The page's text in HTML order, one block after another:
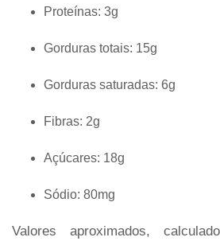
Proteínas: 3g
Gorduras totais: 15g
Gorduras saturadas: 6g
Fibras: 2g
Açúcares: 18g
Sódio: 80mg
Valores aproximados,